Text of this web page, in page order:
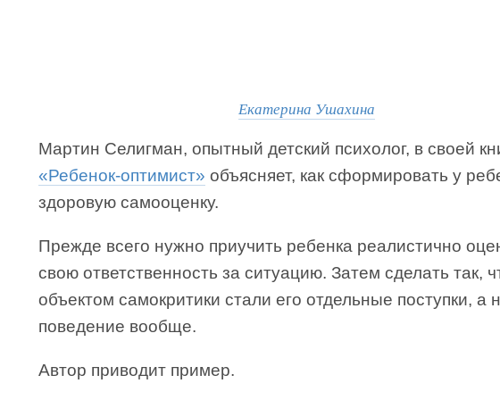
Екатерина Ушахина
Мартин Селигман, опытный детский психолог, в своей
«Ребенок-оптимист» объясняет, как сформировать у
здоровую самооценку.
Прежде всего нужно приучить ребенка реалистично
свою ответственность за ситуацию. Затем сделать так,
объектом самокритики стали его отдельные поступки, а
поведение вообще.
Автор приводит пример.